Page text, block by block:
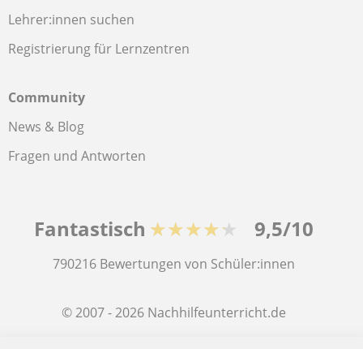
Lehrer:innen suchen
Registrierung für Lernzentren
Community
News & Blog
Fragen und Antworten
Fantastisch ★★★★★ 9,5/10
790216 Bewertungen von Schüler:innen
© 2007 - 2026 Nachhilfeunterricht.de